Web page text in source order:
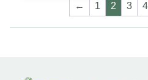
← 1 2 3 4